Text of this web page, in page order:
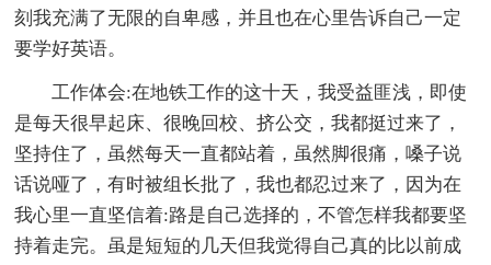
刻我充满了无限的自卑感，并且也在心里告诉自己一定
要学好英语。
工作体会:在地铁工作的这十天，我受益匪浅，即使
是每天很早起床、很晚回校、挤公交，我都挺过来了，
坚持住了，虽然每天一直都站着，虽然脚很痛，嗓子说
话说哑了，有时被组长批了，我也都忍过来了，因为在
我心里一直坚信着:路是自己选择的，不管怎样我都要坚
持着走完。虽是短短的几天但我觉得自己真的比以前成